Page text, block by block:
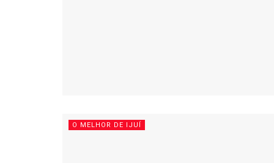
O MELHOR DE IJUÍ